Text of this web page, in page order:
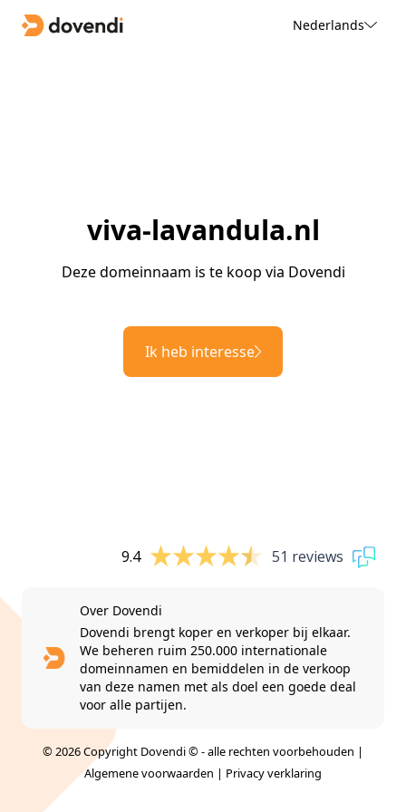
Nederlands
viva-lavandula.nl
Deze domeinnaam is te koop via Dovendi
Ik heb interesse
9.4 51 reviews
Over Dovendi
Dovendi brengt koper en verkoper bij elkaar.
We beheren ruim 250.000 internationale
domeinnamen en bemiddelen in de verkoop
van deze namen met als doel een goede deal
voor alle partijen.
© 2026 Copyright Dovendi © - alle rechten voorbehouden |
Algemene voorwaarden | Privacy verklaring